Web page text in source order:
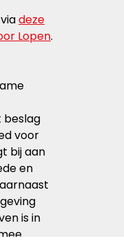
deze
Lopen.
beslag
voor
bij aan
en
is in